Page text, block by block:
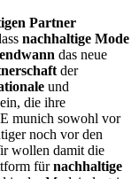
Partner
nachhaltige Mode
das neue
der
und
ein, die ihre
munich sowohl vor
noch vor den
wollen damit die
fürnachhaltige